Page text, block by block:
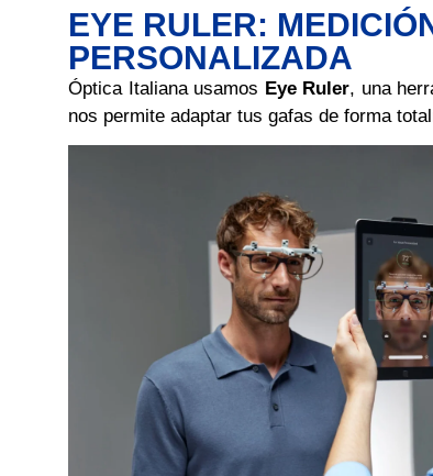
EYE RULER:
PERSONALIZADA
Óptica Italiana usamos Eye Ruler, una
nos permite adaptar tus gafas de forma